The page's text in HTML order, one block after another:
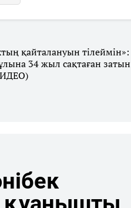
қайталануын тілеймін»:
34 жыл сақтаған затын